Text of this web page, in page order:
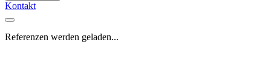
Kontakt
Referenzen werden geladen...